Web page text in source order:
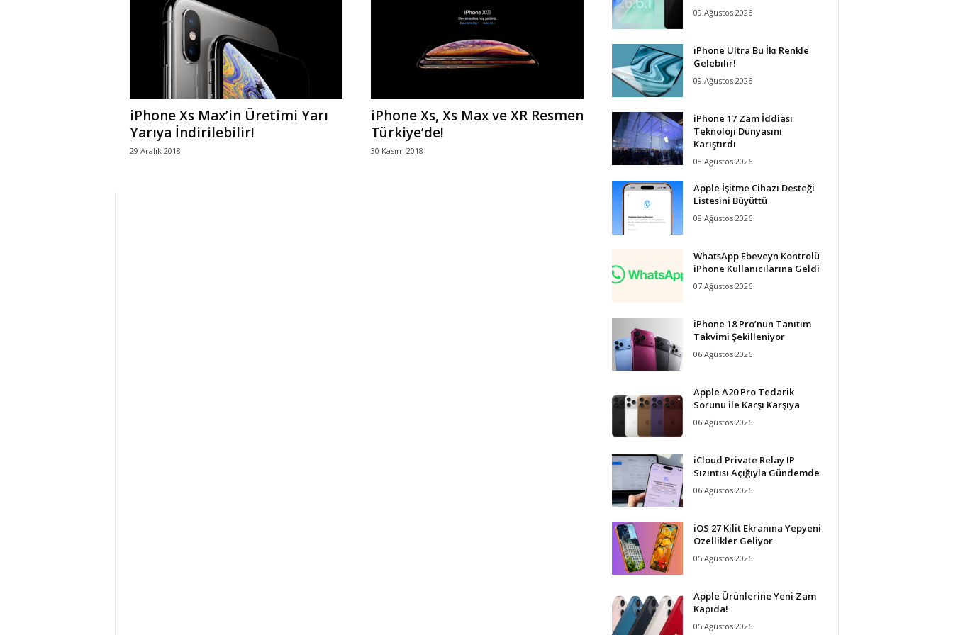
l
i
E
iPhone Xs Max’in Üretimi Yarı
Yarıya İndirilebilir!
29 Aralık 2018
iPhone Xs, Xs Max ve XR Resmen
Türkiye’de!
30 Kasım 2018
09 Ağustos 2026
iPhone Ultra Bu İki Renkle
Gelebilir!
09 Ağustos 2026
iPhone 17 Zam İddiası
Teknoloji Dünyasını
Karıştırdı
08 Ağustos 2026
Apple İşitme Cihazı Desteği
Listesini Büyüttü
08 Ağustos 2026
WhatsApp Ebeveyn Kontrolü
iPhone Kullanıcılarına Geldi
07 Ağustos 2026
iPhone 18 Pro’nun Tanıtım
Takvimi Şekilleniyor
06 Ağustos 2026
Apple A20 Pro Tedarik
Sorunu ile Karşı Karşıya
06 Ağustos 2026
iCloud Private Relay IP
Sızıntısı Açığıyla Gündemde
06 Ağustos 2026
iOS 27 Kilit Ekranına Yepyeni
Özellikler Geliyor
05 Ağustos 2026
Apple Ürünlerine Yeni Zam
Kapıda!
05 Ağustos 2026